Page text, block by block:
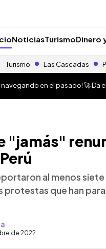
NoticiasTurismoDinero
Turismo Las Cascadas
navegando en el pasado! 🚀 Da
"jamás"
al menos
protestas que han
de 2022